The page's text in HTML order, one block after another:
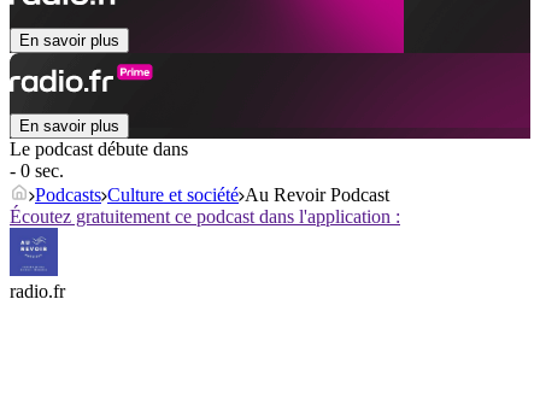
En savoir plus
En savoir plus
Le podcast débute dans
- 0 sec.
Podcasts Culture et société Au Revoir Podcast
Écoutez gratuitement ce podcast dans l'application :
radio.fr